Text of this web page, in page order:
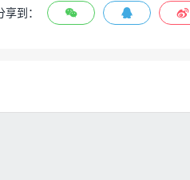
享到：   